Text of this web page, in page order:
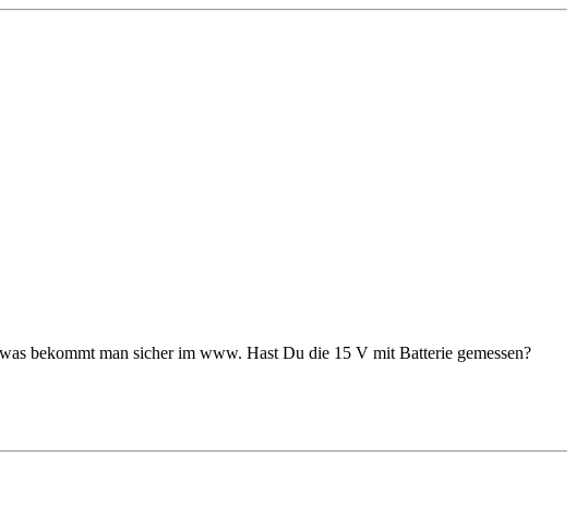
bekommt man sicher im www. Hast Du die 15 V mit Batterie gemessen?